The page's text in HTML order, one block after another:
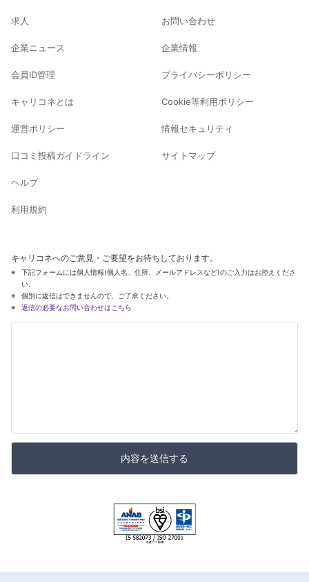
求人
企業ニュース
会員ID管理
キャリコネとは
運営ポリシー
口コミ投稿ガイドライン
ヘルプ
利用規約
お問い合わせ
企業情報
プライバシーポリシー
Cookie等利用ポリシー
情報セキュリティ
サイトマップ
キャリコネへのご意見・ご要望をお待ちしております。
下記フォームには個人情報(個人名、住所、メールアドレスなど)のご入力はお控えくださ
い。
個別に返信はできませんので、ご了承ください。
返信の必要なお問い合わせはこちら
内容を送信する